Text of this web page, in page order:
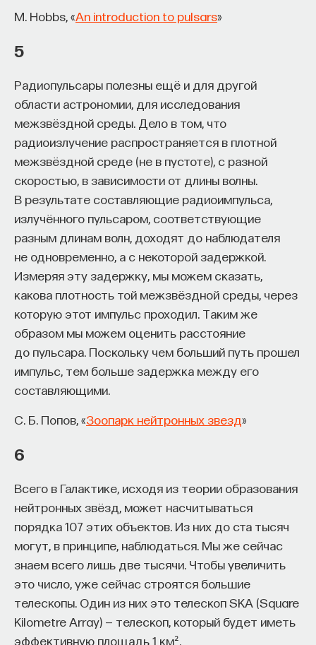
M. Hobbs, «An introduction to pulsars»
5
Радиопульсары полезны ещё и для другой
области астрономии, для исследования
межзвёздной среды. Дело в том, что
радиоизлучение распространяется в плотной
межзвёздной среде (не в пустоте), с разной
скоростью, в зависимости от длины волны.
В результате составляющие радиоимпульса,
излучённого пульсаром, соответствующие
разным длинам волн, доходят до наблюдателя
не одновременно, а с некоторой задержкой.
Измеряя эту задержку, мы можем сказать,
какова плотность той межзвёздной среды, через
которую этот импульс проходил. Таким же
образом мы можем оценить расстояние
до пульсара. Поскольку чем больший путь прошел
импульс, тем больше задержка между его
составляющими.
С. Б. Попов, «Зоопарк нейтронных звезд»
6
Всего в Галактике, исходя из теории образования
нейтронных звёзд, может насчитываться
порядка 107 этих объектов. Из них до ста тысяч
могут, в принципе, наблюдаться. Мы же сейчас
знаем всего лишь две тысячи. Чтобы увеличить
это число, уже сейчас строятся большие
телескопы. Один из них это телескоп SKA (Square
Kilometre Array) — телескоп, который будет иметь
эффективную площадь 1 км².
ТОЧНЫЕ НАУКИ ЖУРНАЛ
Внеси свой вклад в дело
просвещения!
ПОДДЕРЖАТЬ ПОСТНАУКУ